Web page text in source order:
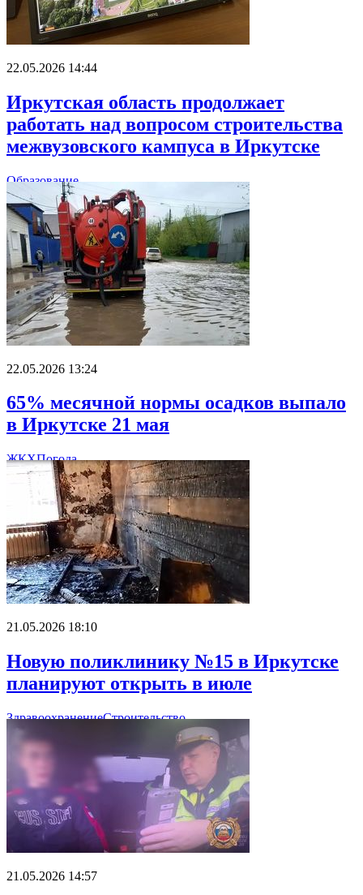
22.05.2026 14:44
Иркутская область продолжает
работать над вопросом строительства
межвузовского кампуса в Иркутске
Образование
22.05.2026 13:24
65% месячной нормы осадков выпало
в Иркутске 21 мая
ЖКХПогода
21.05.2026 18:10
Новую поликлинику №15 в Иркутске
планируют открыть в июле
ЗдравоохранениеСтроительство
21.05.2026 14:57